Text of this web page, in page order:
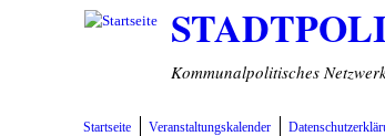
Direkt zum Inhalt
Kommunalpolitisches
Startseite Veranstaltungskalender